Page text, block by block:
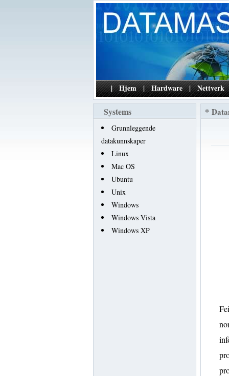
| Hjem | Hardware | Nettverk
Systems
Grunnleggende
datakunnskaper
Linux
Mac OS
Ubuntu
Unix
Windows
Windows Vista
Windows XP
*